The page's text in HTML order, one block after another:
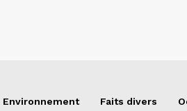
Environnement Faits divers